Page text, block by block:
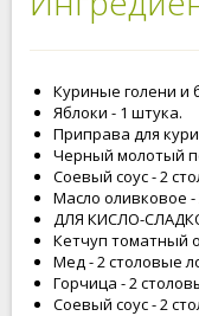
Куриные голени и
Яблоки - 1 штука.
Приправа для
Черный молотый
Соевый соус - 2
Масло оливковое
ДЛЯ КИСЛО-
Кетчуп томатный
Мед - 2 столовые
Горчица - 2
Соевый соус - 2